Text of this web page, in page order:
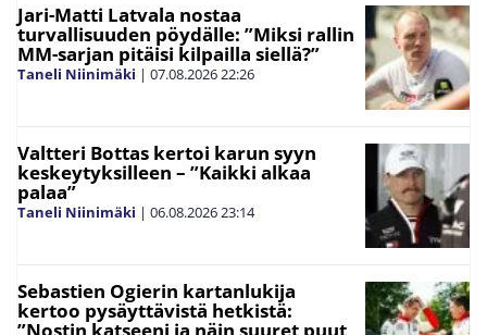
Jari-Matti Latvala nostaa
turvallisuuden pöydälle: ”Miksi rallin
MM-sarjan pitäisi kilpailla siellä?”
Taneli Niinimäki | 07.08.202622:26
Valtteri Bottas kertoi karun syyn
keskeytyksilleen – ”Kaikki alkaa
palaa”
Taneli Niinimäki | 06.08.202623:14
Sebastien Ogierin kartanlukija
kertoo pysäyttävistä hetkistä: